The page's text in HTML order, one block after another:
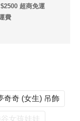
超商免運
費
奇奇 (女生) 吊飾
女孩娃娃